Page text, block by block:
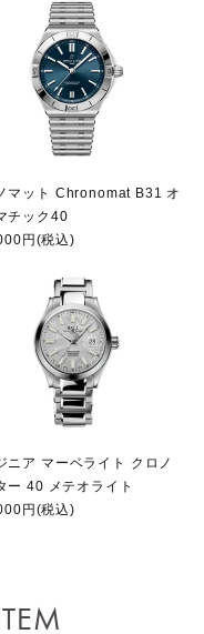
マット Chronomat B31 オ
チック40
円(税込)
ニア マーベライト クロノ
ー 40 メテオライト
円(税込)